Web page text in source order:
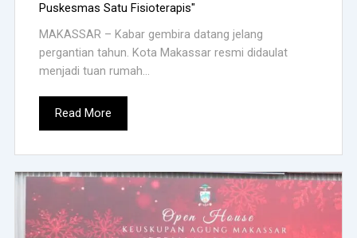
Puskesmas Satu Fisioterapis"
MAKASSAR – Kabar gembira datang jelang
pergantian tahun. Kota Makassar resmi didaulat
menjadi tuan rumah...
Read More